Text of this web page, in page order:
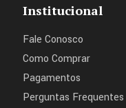
Institucional
Fale Conosco
Como Comprar
Pagamentos
Perguntas Frequentes